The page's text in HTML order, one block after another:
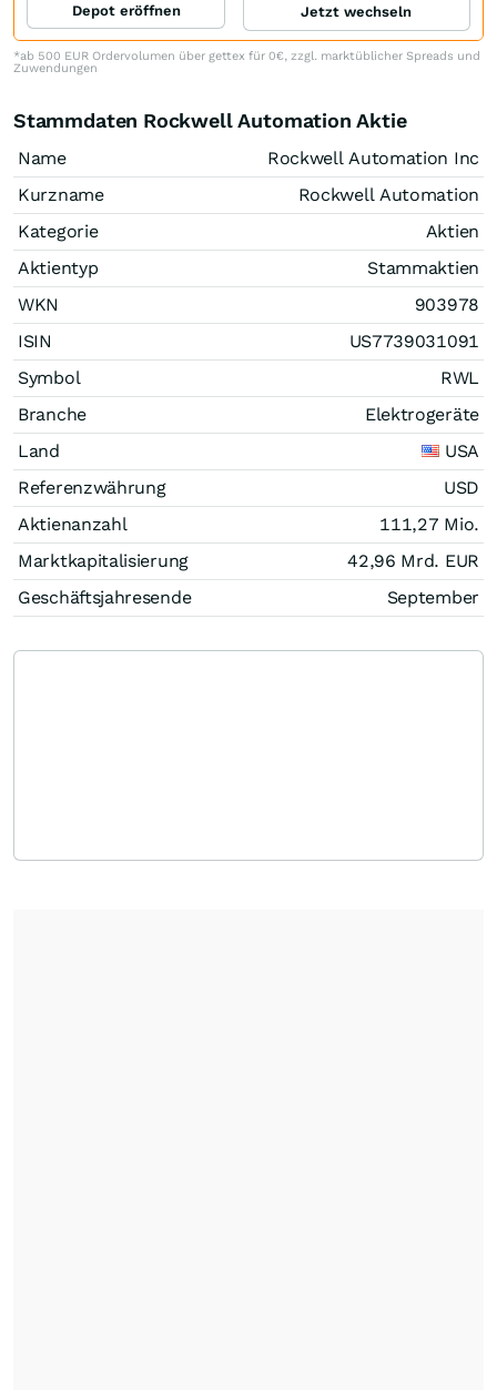
Depot eröffnen Jetzt wechseln
*ab 500 EUR Ordervolumen über gettex für 0€, zzgl. marktüblicher Spreads und
Zuwendungen
Stammdaten Rockwell Automation Aktie
Name
Rockwell Automation Inc
Kurzname
Rockwell Automation
Kategorie
Aktien
Aktientyp
Stammaktien
WKN
903978
ISIN
US7739031091
Symbol
RWL
Branche
Elektrogeräte
Land
USA
Referenzwährung
USD
Aktienanzahl
111,27 Mio.
Marktkapitalisierung
42,96 Mrd. EUR
Geschäftsjahresende
September